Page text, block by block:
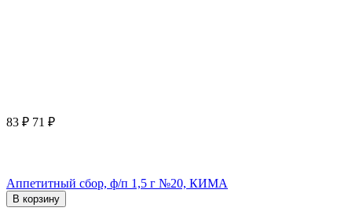
83 ₽ 71 ₽
Аппетитный сбор, ф/п 1,5 г №20, КИМА
В корзину